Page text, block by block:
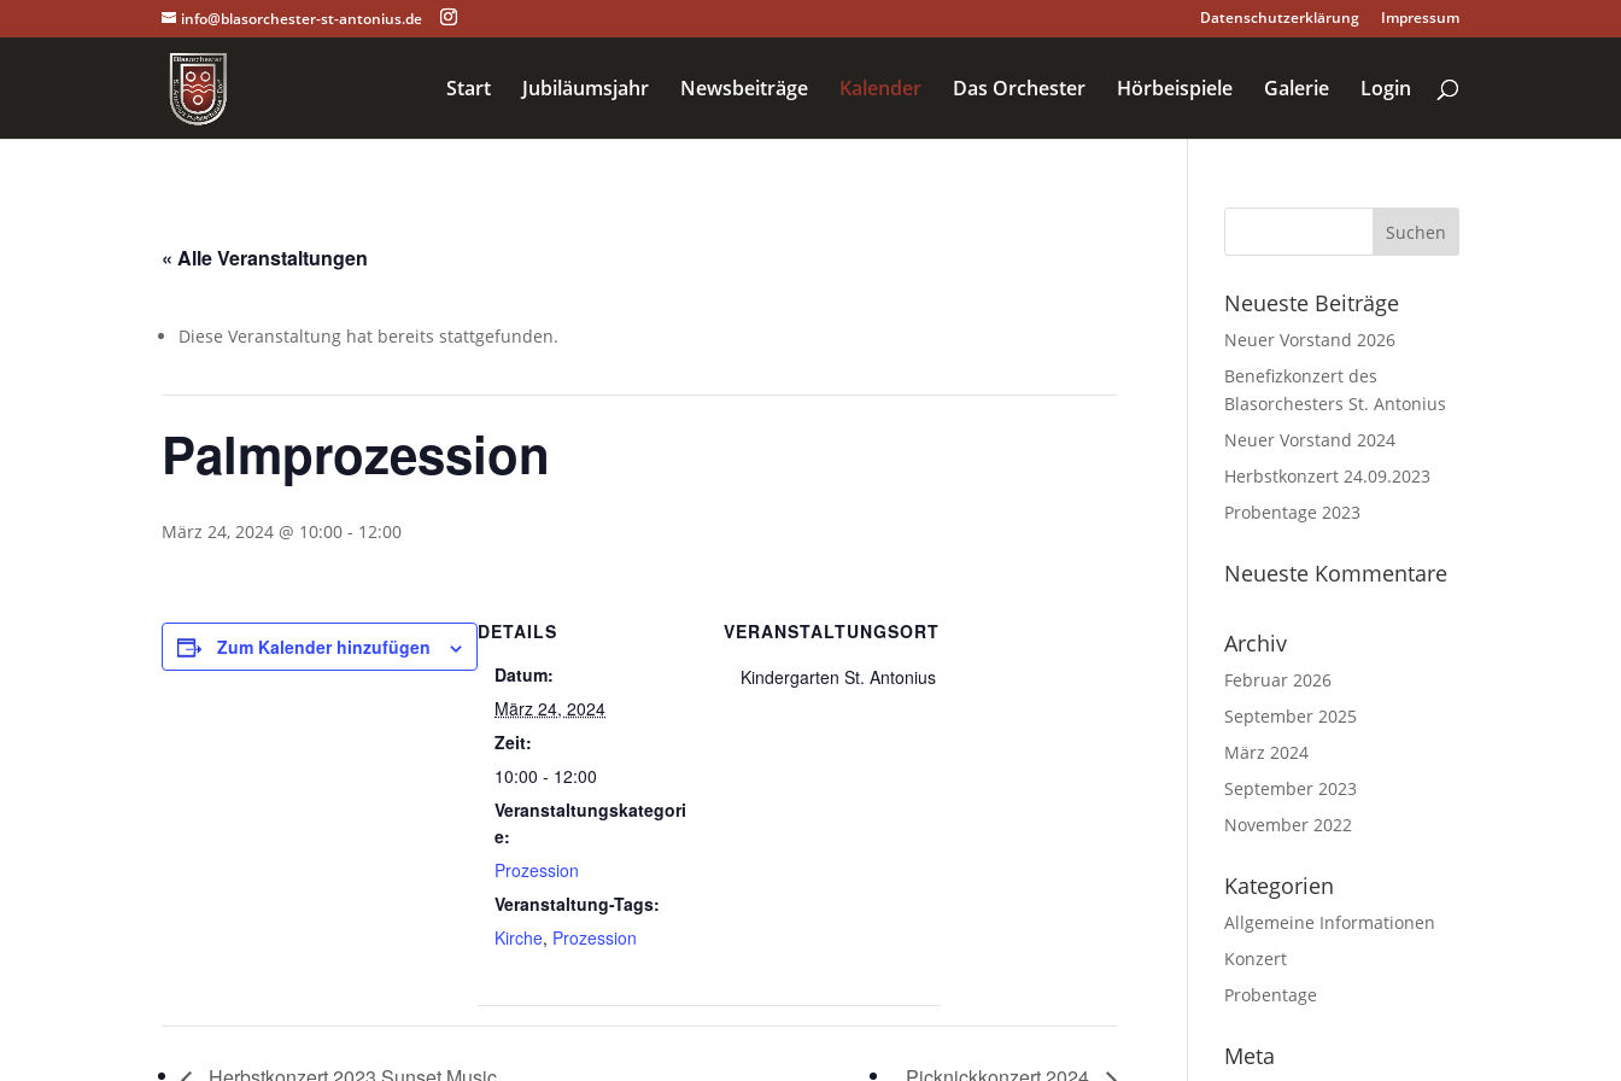
info@blasorchester-st-antonius.de Datenschutzerklärung Impressum
Start Jubiläumsjahr Newsbeiträge Kalender Das Orchester Hörbeispiele Galerie Login
« Alle Veranstaltungen
Diese Veranstaltung hat bereits stattgefunden.
Palmprozession
März 24, 2024 @ 10:00 - 12:00
Zum Kalender hinzufügen
DETAILS
Datum:
März 24, 2024
Zeit:
10:00 - 12:00
Veranstaltungskategori
e:
Prozession
Veranstaltung-Tags:
Kirche, Prozession
VERANSTALTUNGSORT
Kindergarten St. Antonius
Neueste Beiträge
Neuer Vorstand 2026
Benefizkonzert des
Blasorchesters St. Antonius
Neuer Vorstand 2024
Herbstkonzert 24.09.2023
Probentage 2023
Neueste Kommentare
Archiv
Februar 2026
September 2025
März 2024
September 2023
November 2022
Kategorien
Allgemeine Informationen
Konzert
Probentage
Meta